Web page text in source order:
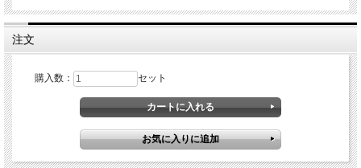
注文
購入数： セット